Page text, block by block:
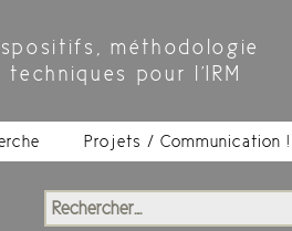
méthodologie
techniques pour l'IRM
Projets / Communication !
Rechercher :